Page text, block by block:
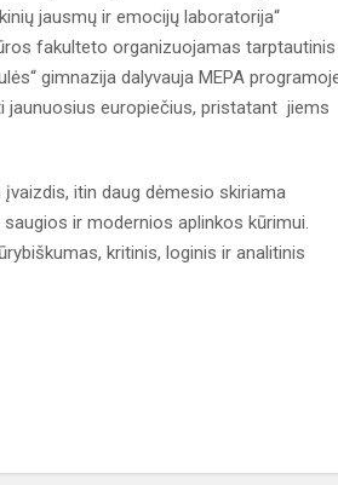
jausmų ir emocijų laboratorija“
fakulteto organizuojamas tarptautinis
gimnazija dalyvauja MEPA
jaunuosius europiečius, pristatant jiems
itin daug dėmesio skiriama
ir modernios aplinkos kūrimui.
kritinis, loginis ir analitinis